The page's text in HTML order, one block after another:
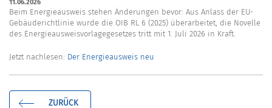
11.06.2026
Beim Energieausweis stehen Änderungen bevor: Aus Anlass der EU-
Gebäuderichtlinie wurde die OIB RL 6 (2025) überarbeitet, die Novelle
des Energieausweisvorlagegesetzes tritt mit 1. Juli 2026 in Kraft.
Jetzt nachlesen: Der Energieausweis neu
ZURÜCK